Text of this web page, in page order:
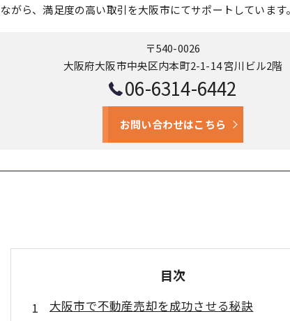
がら、満足度の高い取引を大阪市にてサポートしています。
〒540-0026
大阪府大阪市中央区内本町2-1-14 宮川ビル2階
06-6314-6442
お問い合わせはこちら
目次
大阪市で不動産売却を成功させる秘訣